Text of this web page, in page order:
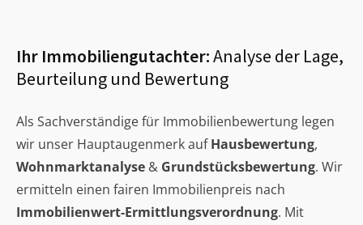
Ihr Immobiliengutachter:Analyse der Lage,
Beurteilung und Bewertung
Als Sachverständige für Immobilienbewertung legen
wir unser Hauptaugenmerk aufHausbewertung,
Wohnmarktanalyse & Grundstücksbewertung. Wir
ermitteln einen fairen Immobilienpreis nach
Immobilienwert-Ermittlungsverordnung. Mit